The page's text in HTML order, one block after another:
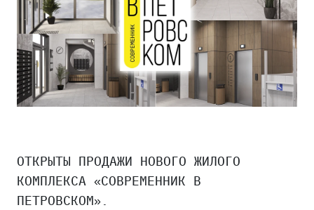
ОТКРЫТЫ ПРОДАЖИ НОВОГО ЖИЛОГО
КОМПЛЕКСА «СОВРЕМЕННИК В
ПЕТРОВСКОМ».